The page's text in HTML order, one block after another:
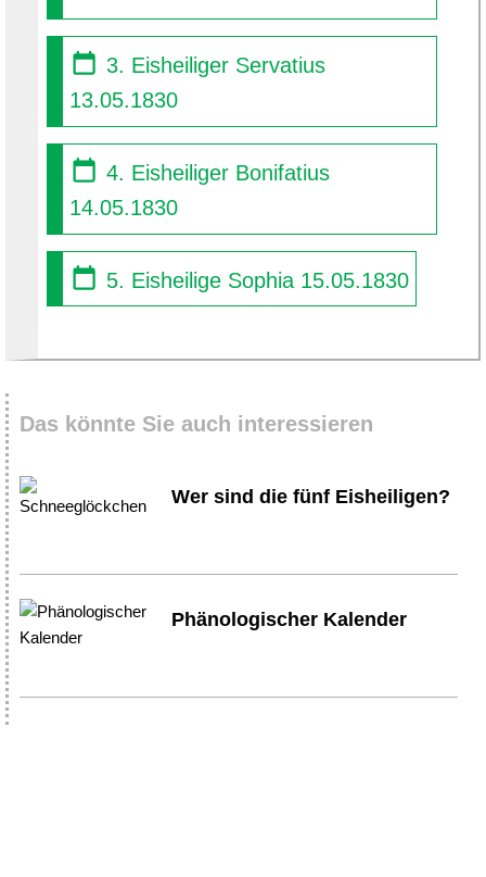
3. Eisheiliger Servatius
13.05.1830
4. Eisheiliger Bonifatius
14.05.1830
5. Eisheilige Sophia 15.05.1830
Das könnte Sie auch interessieren
Wer sind die fünf Eisheiligen?
Phänologischer Kalender